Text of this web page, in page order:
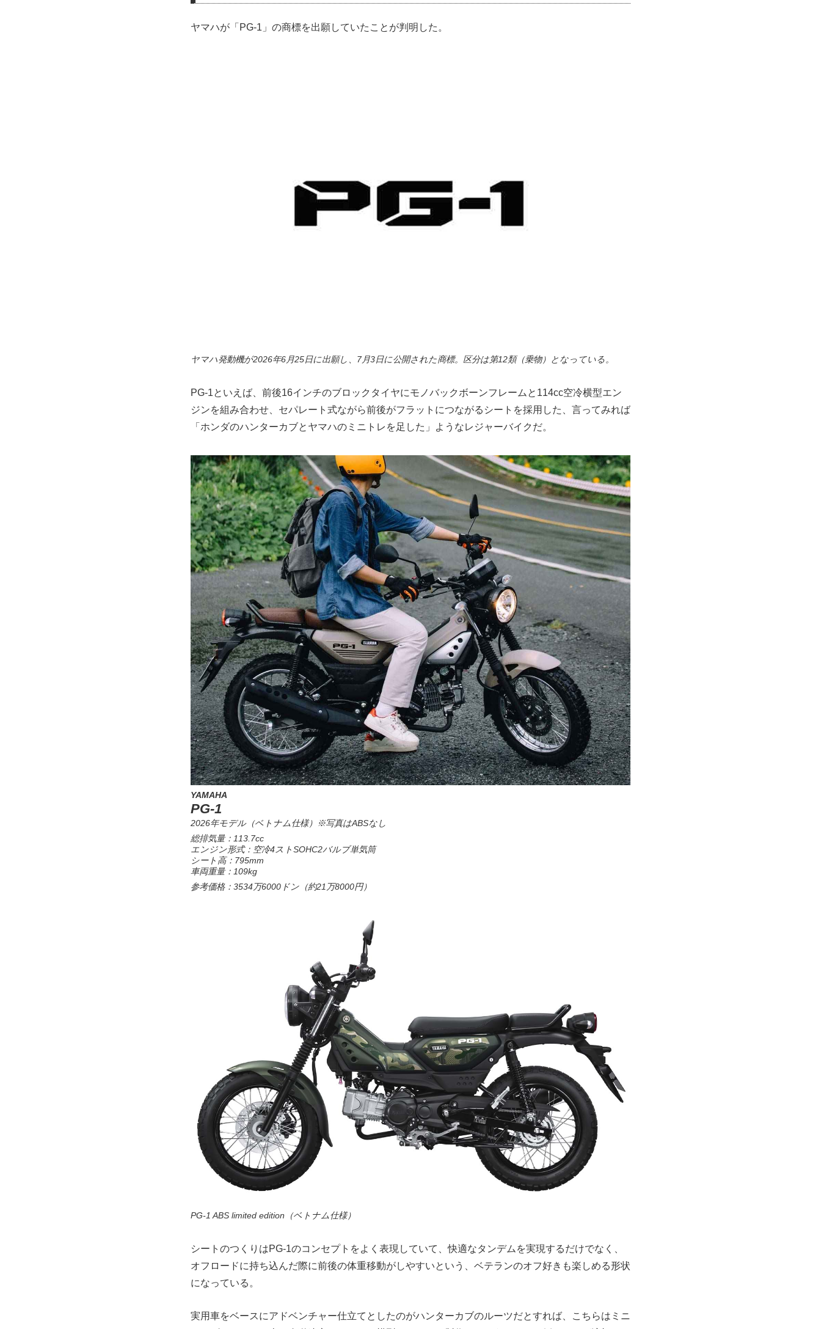
ヤマハが「PG-1」の商標を出願していたことが判明した。
ヤマハ発動機が2026年6月25日に出願し、7月3日に公開された商標。区分は第12類（乗物）となっている。
PG-1といえば、前後16インチのブロックタイヤにモノバックボーンフレームと114cc空冷横型エン
ジンを組み合わせ、セパレート式ながら前後がフラットにつながるシートを採用した、言ってみれば
「ホンダのハンターカブとヤマハのミニトレを足した」ようなレジャーバイクだ。
YAMAHA
PG-1
2026年モデル（ベトナム仕様）※写真はABSなし
総排気量：113.7cc
エンジン形式：空冷4ストSOHC2バルブ単気筒
シート高：795mm
車両重量：109kg
参考価格：3534万6000ドン（約21万8000円）
PG-1 ABS limited edition（ベトナム仕様）
シートのつくりはPG-1のコンセプトをよく表現していて、快適なタンデムを実現するだけでなく、
オフロードに持ち込んだ際に前後の体重移動がしやすいという、ベテランのオフ好きも楽しめる形状
になっている。
実用車をベースにアドベンチャー仕立てとしたのがハンターカブのルーツだとすれば、こちらはミニ